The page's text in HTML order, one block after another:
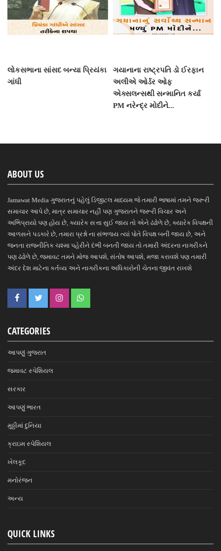
લોકસભાના સાંસદ બન્યા પ્રિયંકા
ગાંધી
ગયાનાના રાષ્ટ્રપતિ ડો ઈરફાન
અલીએ ઓર્ડર ઓફ
એક્સલન્સથી સન્માનિત કર્યા
PM નરેન્દ્ર મોદીને...
ABOUT US
Jamawat Media ગુજરાતનું પહેલું ડિજીટલ માધ્યમ જે તમારી ભાષામાં તમને જરૂરી
સમાચાર આપે છે, માત્ર સમાચાર નહીં પણ ગુજરાતને જરૂરી વિચાર અને
અભિપ્રાયો પણ હોય છે, ક્યારેક સત્તા સુઈ જાય તો એને ઢંઢોળે છે, ક્યારેક વિપક્ષની
આળસને પડકારે છે, તમારા પ્રશ્નો ના સંભળાય ત્યાં પોતે વિપક્ષ બની જાય છે, અને
જનતા રાજનીતિક ચશ્મા પહેરીને દંભી બનતી જાય તો તમારી અંદરના નાગરીકને
પણ ઢંઢોળે છે, જમાવટ તમને મોજ આપશે, સંતોષ આપશે, મજા કરાવશે પણ તમારી
અંદર દેશ માટેના કર્તવ્ય અને નાગરીકના અધિકારોની ચેતના જીવંત રાખશે
CATEGORIES
આપણું ગુજરાત
જમાવટ સ્પેશિયલ
સરકાર
આપણું ભારત
મુઠ્ઠીમાં દુનિયા
ક્રાઇમ સ્પેશિયલ
ખેલકૂદ
મનોરંજન
અન્ય
QUICK LINKS